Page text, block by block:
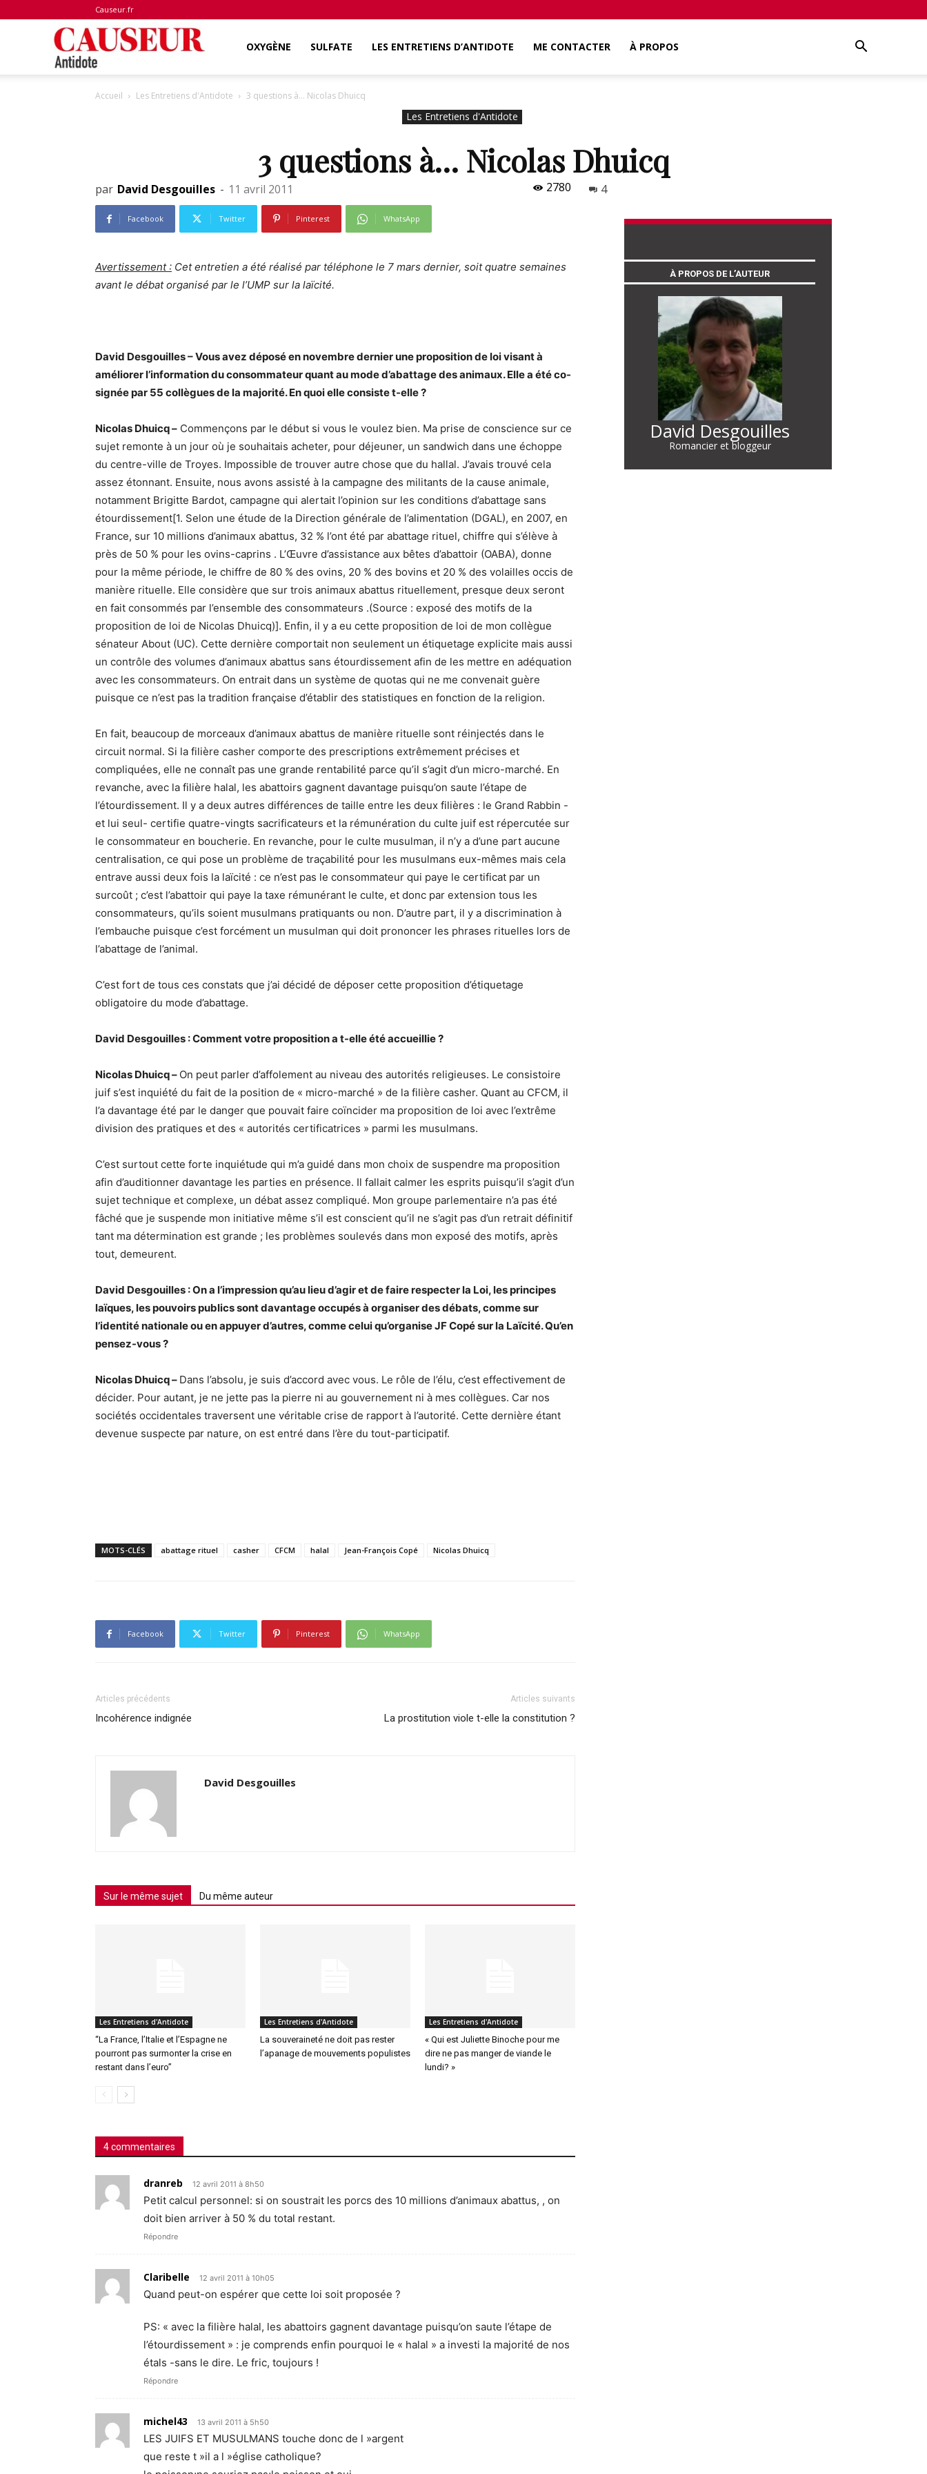
Causeur.fr
OXYGÈNE SULFATE LES ENTRETIENS D’ANTIDOTE ME CONTACTER À PROPOS
Accueil Les Entretiens d'Antidote 3 questions à… Nicolas Dhuicq
Les Entretiens d'Antidote
3 questions à… Nicolas Dhuicq
par David Desgouilles - 11 avril 2011 2780 4
Facebook Twitter Pinterest WhatsApp
Avertissement : Cet entretien a été réalisé par téléphone le 7 mars dernier, soit quatre semaines
avant le débat organisé par le l’UMP sur la laïcité.
David Desgouilles – Vous avez déposé en novembre dernier une proposition de loi visant à
améliorer l’information du consommateur quant au mode d’abattage des animaux. Elle a été co-
signée par 55 collègues de la majorité. En quoi elle consiste t-elle ?
Nicolas Dhuicq – Commençons par le début si vous le voulez bien. Ma prise de conscience sur ce
sujet remonte à un jour où je souhaitais acheter, pour déjeuner, un sandwich dans une échoppe
du centre-ville de Troyes. Impossible de trouver autre chose que du hallal. J’avais trouvé cela
assez étonnant. Ensuite, nous avons assisté à la campagne des militants de la cause animale,
notamment Brigitte Bardot, campagne qui alertait l’opinion sur les conditions d’abattage sans
étourdissement[1. Selon une étude de la Direction générale de l’alimentation (DGAL), en 2007, en
France, sur 10 millions d’animaux abattus, 32 % l’ont été par abattage rituel, chiffre qui s’élève à
près de 50 % pour les ovins-caprins . L’Œuvre d’assistance aux bêtes d’abattoir (OABA), donne
pour la même période, le chiffre de 80 % des ovins, 20 % des bovins et 20 % des volailles occis de
manière rituelle. Elle considère que sur trois animaux abattus rituellement, presque deux seront
en fait consommés par l’ensemble des consommateurs .(Source : exposé des motifs de la
proposition de loi de Nicolas Dhuicq)]. Enfin, il y a eu cette proposition de loi de mon collègue
sénateur About (UC). Cette dernière comportait non seulement un étiquetage explicite mais aussi
un contrôle des volumes d’animaux abattus sans étourdissement afin de les mettre en adéquation
avec les consommateurs. On entrait dans un système de quotas qui ne me convenait guère
puisque ce n’est pas la tradition française d’établir des statistiques en fonction de la religion.
En fait, beaucoup de morceaux d’animaux abattus de manière rituelle sont réinjectés dans le
circuit normal. Si la filière casher comporte des prescriptions extrêmement précises et
compliquées, elle ne connaît pas une grande rentabilité parce qu’il s’agit d’un micro-marché. En
revanche, avec la filière halal, les abattoirs gagnent davantage puisqu’on saute l’étape de
l’étourdissement. Il y a deux autres différences de taille entre les deux filières : le Grand Rabbin -
et lui seul- certifie quatre-vingts sacrificateurs et la rémunération du culte juif est répercutée sur
le consommateur en boucherie. En revanche, pour le culte musulman, il n’y a d’une part aucune
centralisation, ce qui pose un problème de traçabilité pour les musulmans eux-mêmes mais cela
entrave aussi deux fois la laïcité : ce n’est pas le consommateur qui paye le certificat par un
surcoût ; c’est l’abattoir qui paye la taxe rémunérant le culte, et donc par extension tous les
consommateurs, qu’ils soient musulmans pratiquants ou non. D’autre part, il y a discrimination à
l’embauche puisque c’est forcément un musulman qui doit prononcer les phrases rituelles lors de
l’abattage de l’animal.
C’est fort de tous ces constats que j’ai décidé de déposer cette proposition d’étiquetage
obligatoire du mode d’abattage.
David Desgouilles : Comment votre proposition a t-elle été accueillie ?
Nicolas Dhuicq – On peut parler d’affolement au niveau des autorités religieuses. Le consistoire
juif s’est inquiété du fait de la position de « micro-marché » de la filière casher. Quant au CFCM, il
l’a davantage été par le danger que pouvait faire coïncider ma proposition de loi avec l’extrême
division des pratiques et des « autorités certificatrices » parmi les musulmans.
C’est surtout cette forte inquiétude qui m’a guidé dans mon choix de suspendre ma proposition
afin d’auditionner davantage les parties en présence. Il fallait calmer les esprits puisqu’il s’agit d’un
sujet technique et complexe, un débat assez compliqué. Mon groupe parlementaire n’a pas été
fâché que je suspende mon initiative même s’il est conscient qu’il ne s’agit pas d’un retrait définitif
tant ma détermination est grande ; les problèmes soulevés dans mon exposé des motifs, après
tout, demeurent.
David Desgouilles : On a l’impression qu’au lieu d’agir et de faire respecter la Loi, les principes
laïques, les pouvoirs publics sont davantage occupés à organiser des débats, comme sur
l’identité nationale ou en appuyer d’autres, comme celui qu’organise JF Copé sur la Laïcité. Qu’en
pensez-vous ?
Nicolas Dhuicq – Dans l’absolu, je suis d’accord avec vous. Le rôle de l’élu, c’est effectivement de
décider. Pour autant, je ne jette pas la pierre ni au gouvernement ni à mes collègues. Car nos
sociétés occidentales traversent une véritable crise de rapport à l’autorité. Cette dernière étant
devenue suspecte par nature, on est entré dans l’ère du tout-participatif.
MOTS-CLÉS abattage rituel casher CFCM halal Jean-François Copé Nicolas Dhuicq
Facebook Twitter Pinterest WhatsApp
Articles précédents
Incohérence indignée
Articles suivants
La prostitution viole t-elle la constitution ?
David Desgouilles
Sur le même sujet Du même auteur
Les Entretiens d'Antidote
“La France, l’Italie et l’Espagne ne
pourront pas surmonter la crise en
restant dans l’euro”
Les Entretiens d'Antidote
La souveraineté ne doit pas rester
l’apanage de mouvements populistes
Les Entretiens d'Antidote
« Qui est Juliette Binoche pour me
dire ne pas manger de viande le
lundi? »
4 commentaires
dranreb 12 avril 2011 à 8h50
Petit calcul personnel: si on soustrait les porcs des 10 millions d’animaux abattus, , on
doit bien arriver à 50 % du total restant.
Répondre
Claribelle 12 avril 2011 à 10h05
Quand peut-on espérer que cette loi soit proposée ?
PS: « avec la filière halal, les abattoirs gagnent davantage puisqu’on saute l’étape de
l’étourdissement » : je comprends enfin pourquoi le « halal » a investi la majorité de nos
étals -sans le dire. Le fric, toujours !
Répondre
michel43 13 avril 2011 à 5h50
LES JUIFS ET MUSULMANS touche donc de l »argent
que reste t »il a l »église catholique?
À PROPOS DE L’AUTEUR
David Desgouilles
Romancier et bloggeur